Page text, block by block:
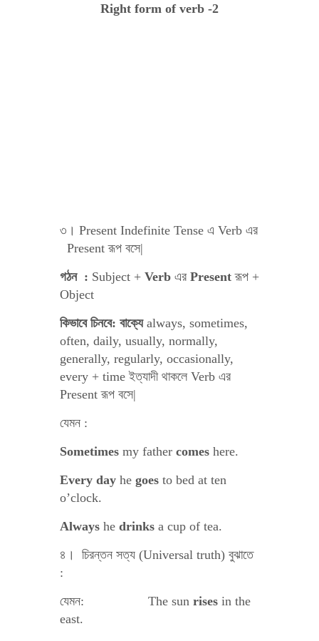
Right form of verb -2
৩। Present Indefinite Tense এ Verb এর
Present রূপ বসে|
গঠন : Subject + Verb এর Presentরূপ +
Object
কিভাবে চিনবে: বাক্যে always, sometimes,
often, daily, usually, normally,
generally, regularly, occasionally,
every + time ইত্যাদী থাকলে Verb এর
Present রূপ বসে|
যেমন :
Sometimes my father comes here.
Every day he goes to bed at ten
o’clock.
Always he drinks a cup of tea.
৪। চিরন্তন সত্য (Universal truth) বুঝাতে
:
যেমন: The sun rises in the
east.